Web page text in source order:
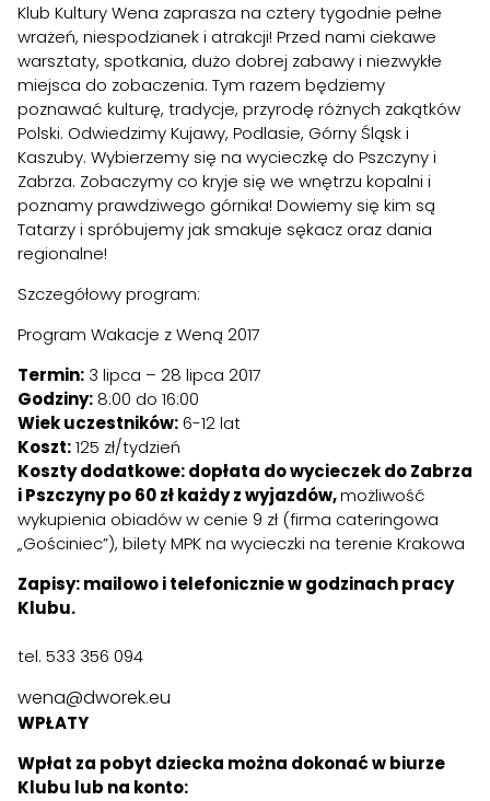
Klub Kultury Wena zaprasza na cztery tygodnie pełne
wrażeń, niespodzianek i atrakcji! Przed nami ciekawe
warsztaty, spotkania, dużo dobrej zabawy i niezwykłe
miejsca do zobaczenia. Tym razem będziemy
poznawać kulturę, tradycje, przyrodę różnych zakątków
Polski. Odwiedzimy Kujawy, Podlasie, Górny Śląsk i
Kaszuby. Wybierzemy się na wycieczkę do Pszczyny i
Zabrza. Zobaczymy co kryje się we wnętrzu kopalni i
poznamy prawdziwego górnika! Dowiemy się kim są
Tatarzy i spróbujemy jak smakuje sękacz oraz dania
regionalne!
Szczegółowy program:
Program Wakacje z Weną 2017
Termin: 3 lipca – 28 lipca 2017
Godziny: 8:00 do 16:00
Wiek uczestników:6-12 lat
Koszt:125 zł/tydzień
Koszty dodatkowe: dopłata do wycieczek do Zabrza
i Pszczyny po 60 zł każdy z wyjazdów,możliwość
wykupienia obiadów w cenie 9 zł (firma cateringowa
„Gościniec”), bilety MPK na wycieczki na terenie Krakowa
Zapisy: mailowo i telefonicznie w godzinach pracy
Klubu.
tel. 533 356 094
wena@dworek.eu
WPŁATY
Wpłat za pobyt dziecka można dokonać w biurze
Klubu lub na konto: